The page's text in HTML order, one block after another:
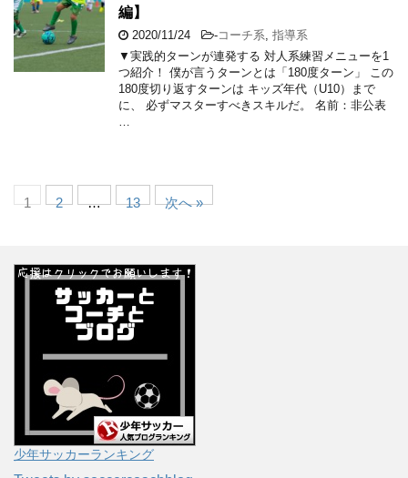
編】
2020/11/24 -コーチ系 指導系
▼実践的ターンが連発する 対人系練習メニューを1
つ紹介！ 僕が言うターンとは「180度ターン」 この
180度切り返すターンは キッズ年代（U10）まで
に、 必ずマスターすべきスキルだ。 名前：非公表
1 2 … 13 次へ »
少年サッカーランキング